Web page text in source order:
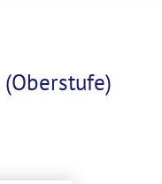
(Oberstufe)